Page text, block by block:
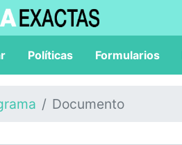
Políticas Formularios
Documento